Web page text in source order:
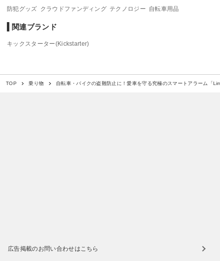
防犯グッズ クラウドファンディング テクノロジー 自転車用品
関連ブランド
キックスターター(Kickstarter)
TOP 乗り物 自転車・バイクの盗難防止に！愛車を守る究極のスマートアラーム「
広告掲載のお問い合わせはこちら